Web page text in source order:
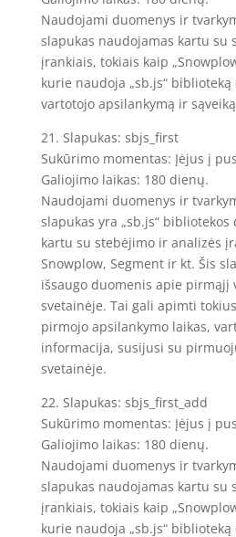
Naudojami duomenys ir
slapukas naudojamas kartu su
įrankiais, tokiais kaip
kurie naudoja „sb.js“
vartotojo apsilankymą ir
21. Slapukas: sbjs_first
Sukūrimo momentas: Įėjus į
Galiojimo laikas: 180 dienų.
Naudojami duomenys ir
slapukas yra „sb.js“
kartu su stebėjimo ir analizės
Snowplow, Segment ir kt. Šis
išsaugo duomenis apie pirmąjį
svetainėje. Tai gali apimti
pirmojo apsilankymo laikas,
informacija, susijusi su
svetainėje.
22. Slapukas: sbjs_first_add
Sukūrimo momentas: Įėjus į
Galiojimo laikas: 180 dienų.
Naudojami duomenys ir
slapukas naudojamas kartu su
įrankiais, tokiais kaip
kurie naudoja „sb.js“